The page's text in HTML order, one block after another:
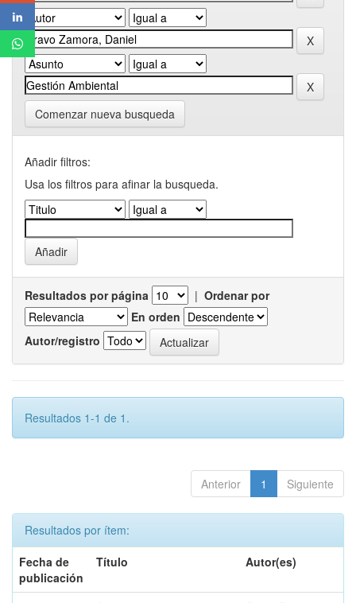
Comenzar nueva busqueda
Añadir filtros:
Usa los filtros para afinar la busqueda.
Resultados por página | Ordenar por
En orden
Autor/registro
Resultados 1-1 de 1.
Anterior 1 Siguiente
Resultados por ítem:
Fecha de
publicación
Título Autor(es)